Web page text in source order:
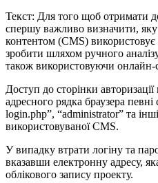
Текст: Для того щоб отримати
спершу важливо визначити,
контентом (CMS)
зробити шляхом ручного
також використовуючи онлайн-
Доступ до сторінки
адресного рядка браузера
login.php”, “administrator” та
використовуваної CMS.
У випадку втрати логіну та
вказавши електронну адресу,
облікового запису проекту.